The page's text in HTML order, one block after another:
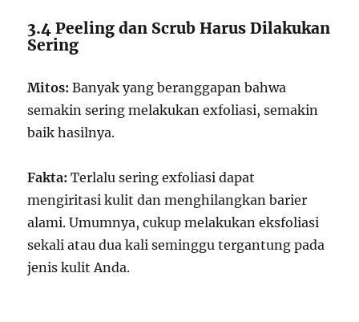
3.4 Peeling dan Scrub Harus Dilakukan
Sering
Mitos: Banyak yang beranggapan bahwa
semakin sering melakukan exfoliasi, semakin
baik hasilnya.
Fakta: Terlalu sering exfoliasi dapat
mengiritasi kulit dan menghilangkan barier
alami. Umumnya, cukup melakukan eksfoliasi
sekali atau dua kali seminggu tergantung pada
jenis kulit Anda.